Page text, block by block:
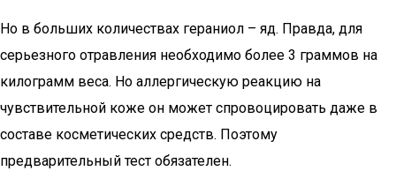
Но в больших количествах гераниол – яд. Правда, для
серьезного отравления необходимо более 3 граммов на
килограмм веса. Но аллергическую реакцию на
чувствительной коже он может спровоцировать даже в
составе косметических средств. Поэтому
предварительный тест обязателен.